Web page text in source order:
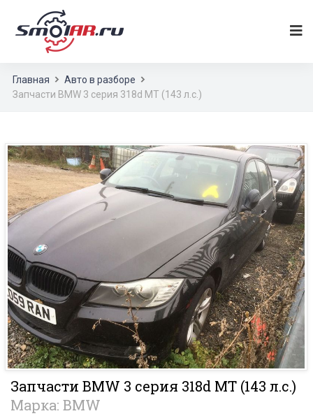
Главная
Авто в разборе
Запчасти BMW 3 серия 318d MT (143 л.с.)
Запчасти BMW 3 серия 318d MT (143 л.с.)
Марка: BMW